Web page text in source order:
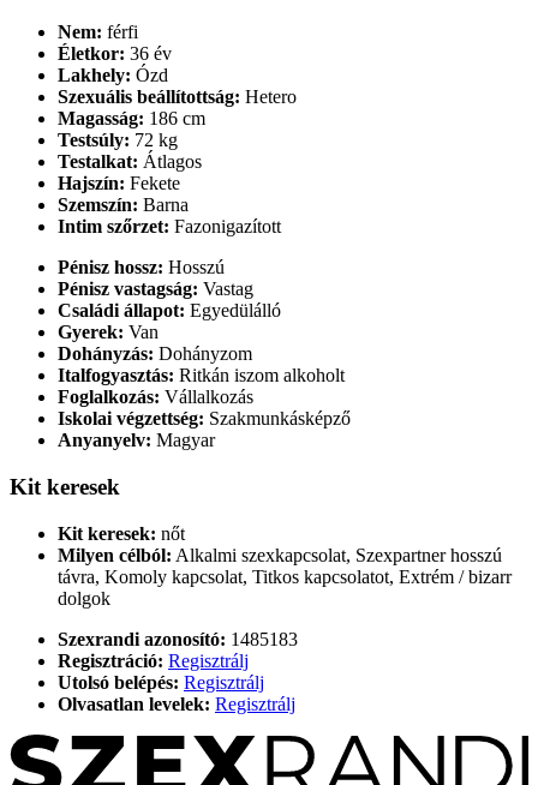
Nem: férfi
Életkor: 36 év
Lakhely: Ózd
Szexuális beállítottság: Hetero
Magasság: 186 cm
Testsúly: 72 kg
Testalkat: Átlagos
Hajszín: Fekete
Szemszín: Barna
Intim szőrzet: Fazonigazított
Pénisz hossz: Hosszú
Pénisz vastagság: Vastag
Családi állapot: Egyedülálló
Gyerek: Van
Dohányzás: Dohányzom
Italfogyasztás: Ritkán iszom alkoholt
Foglalkozás: Vállalkozás
Iskolai végzettség: Szakmunkásképző
Anyanyelv: Magyar
Kit keresek
Kit keresek: nőt
Milyen célból: Alkalmi szexkapcsolat, Szexpartner hosszú
távra, Komoly kapcsolat, Titkos kapcsolatot, Extrém / bizarr
dolgok
Szexrandi azonosító: 1485183
Regisztráció: Regisztrálj
Utolsó belépés: Regisztrálj
Olvasatlan levelek: Regisztrálj